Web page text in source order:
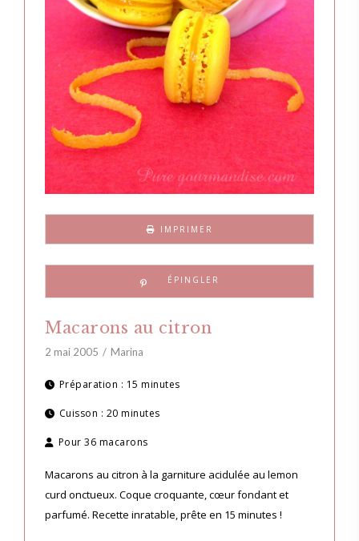
IMPRIMER
Macarons au citron
2 mai 2005 Marina
Préparation : 15 minutes
Cuisson : 20 minutes
Pour 36 macarons
Macarons au citron à la garniture acidulée au lemon
curd onctueux. Coque croquante, cœur fondant et
parfumé. Recette inratable, prête en 15 minutes !